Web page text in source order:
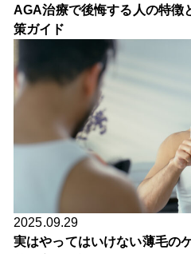
AGA治療で後悔する人の特徴
策ガイド
2025.09.29
実はやってはいけない薄毛の